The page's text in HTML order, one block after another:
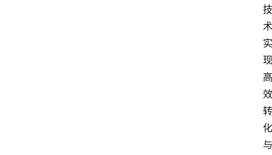
技
术
实
现
高
效
转
化
与